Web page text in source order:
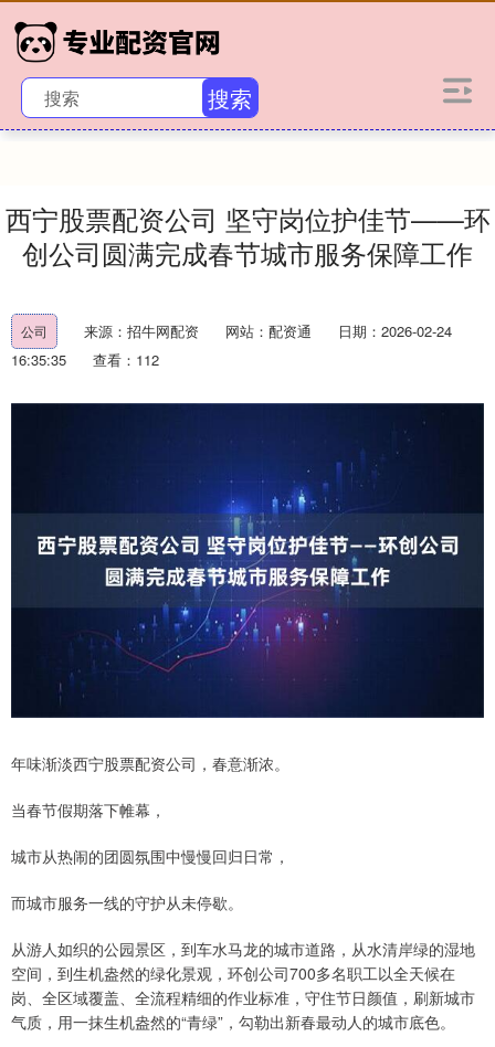
搜索
西宁股票配资公司 坚守岗位护佳节——环
创公司圆满完成春节城市服务保障工作
公司 来源：招牛网配资 网站：配资通
日期：2026-02-24
16:35:35
查看：112
年味渐淡西宁股票配资公司，春意渐浓。
当春节假期落下帷幕，
城市从热闹的团圆氛围中慢慢回归日常，
而城市服务一线的守护从未停歇。
从游人如织的公园景区，到车水马龙的城市道路，从水清岸绿的湿地
空间，到生机盎然的绿化景观，环创公司700多名职工以全天候在
岗、全区域覆盖、全流程精细的作业标准，守住节日颜值，刷新城市
气质，用一抹生机盎然的“青绿”，勾勒出新春最动人的城市底色。